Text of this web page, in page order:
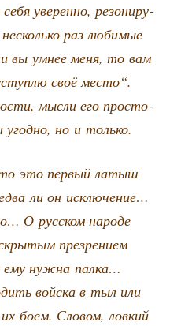
уве­рен­но, резо­ни­ру­
раз люби­мые
вы умнее меня, то вам
своё место“.
мыс­ли его про­сто­
но и только.
это пер­вый латыш
ли он исклю­че­ние…
О рус­ском наро­де
пре­зре­ни­ем
нуж­на палка…
вой­ска в тыл или
боем. Сло­вом, лов­кий